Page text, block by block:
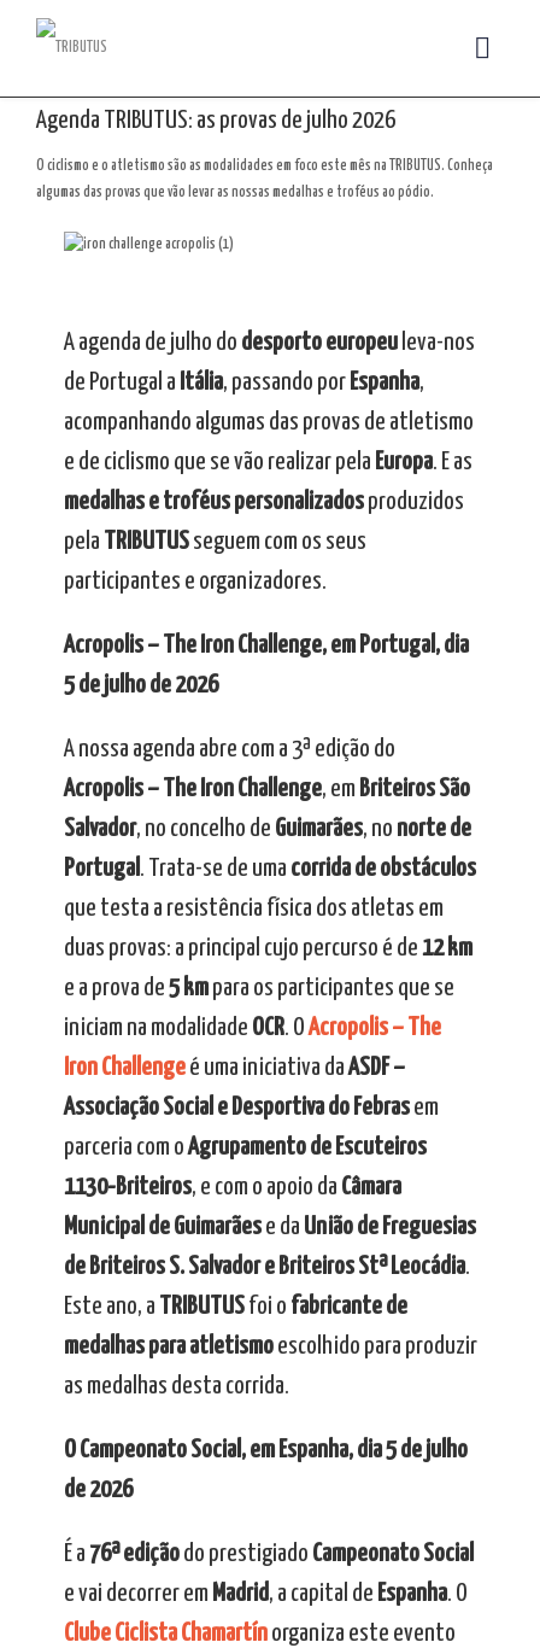
Agenda TRIBUTUS: as provas de julho 2026
O ciclismo e o atletismo são as modalidades em foco este mês na TRIBUTUS. Conheça
algumas das provas que vão levar as nossas medalhas e troféus ao pódio.
A agenda de julho do desporto europeuleva-nos
de Portugal a Itália, passando por Espanha,
acompanhando algumas das provas de atletismo
e de ciclismo que se vão realizar pela Europa. E as
medalhas e troféus personalizadosproduzidos
pela
TRIBUTUSseguem com os seus
participantes e organizadores.
Acropolis – The Iron Challenge, em Portugal, dia
5 de julho de 2026
A nossa agenda abre com a 3ª edição do
Acropolis – The Iron Challenge, em Briteiros São
Salvador, no concelho de Guimarães, no norte de
Portugal . Trata-se de uma corrida de obstáculos
que testa a resistência física dos atletas em
duas provas: a principal cujo percurso é de 12 km
e a prova de 5 kmpara os participantes que se
iniciam na modalidade OCR. OAcropolis – The
Iron Challengeé uma iniciativa daASDF –
Associação Social e Desportiva do Febrasem
parceria com oAgrupamento de Escuteiros
1130-Briteiros, e com o apoio da Câmara
Municipal de Guimarãese da União de Freguesias
de Briteiros S. Salvador e Briteiros Stª Leocádia.
Este ano, a
TRIBUTUSfoi o fabricante de
medalhas para atletismoescolhido para produzir
as medalhas desta corrida.
O Campeonato Social, em Espanha, dia 5 de julho
de 2026
É a 76ª ediçãodo prestigiado Campeonato Social
e vai decorrer em Madrid, a capital de Espanha. O
Clube Ciclista Chamartínorganiza este evento